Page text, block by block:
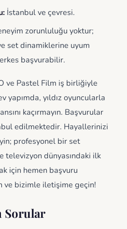
İstanbul ve çevresi.
zorunluluğu yoktur;
set dinamiklerine uyum
başvurabilir.
ve Pastel Film iş birliğiyle
yapımda, yıldız oyuncularla
kaçırmayın. Başvurular
edilmektedir. Hayallerinizi
profesyonel bir set
televizyon dünyasındaki ilk
için hemen başvuru
ve bizimle iletişime geçin!
Sorular